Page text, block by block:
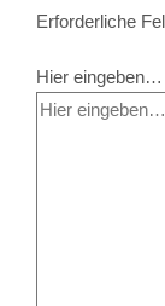
Erforderliche
Hier eingeben…